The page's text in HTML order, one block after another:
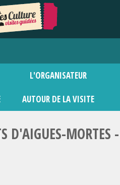
L'ORGANISATEUR
AUTOUR DE LA VISITE
D'AIGUES-MORTES -